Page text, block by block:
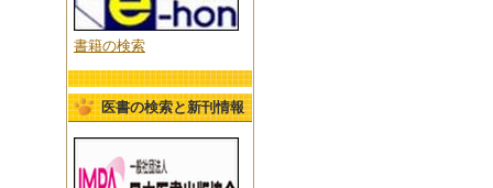
書籍の検索
医書の検索と新刊情報